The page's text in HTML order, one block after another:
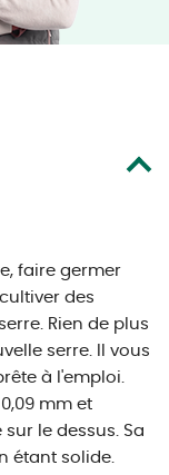
faire germer
des
Rien de plus
serre. Il vous
à l'emploi.
mm et
le dessus. Sa
étant solide.